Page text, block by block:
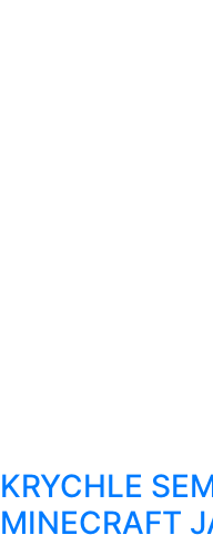
KRYCHLE
MINECRAFT